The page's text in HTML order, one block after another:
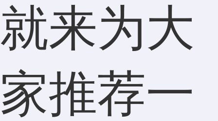
就来为大
家推荐一